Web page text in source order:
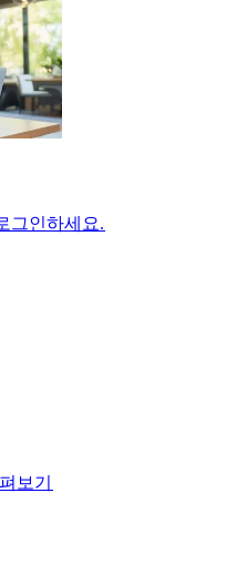
그인하세요.​​
보기​​